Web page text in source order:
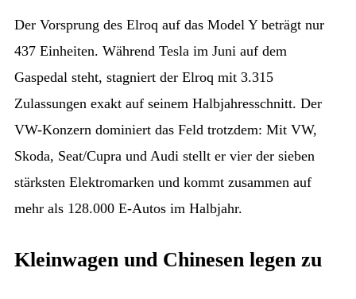
Der Vorsprung des Elroq auf das Model Y beträgt nur
437 Einheiten. Während Tesla im Juni auf dem
Gaspedal steht, stagniert der Elroq mit 3.315
Zulassungen exakt auf seinem Halbjahresschnitt. Der
VW-Konzern dominiert das Feld trotzdem: Mit VW,
Skoda, Seat/Cupra und Audi stellt er vier der sieben
stärksten Elektromarken und kommt zusammen auf
mehr als 128.000 E-Autos im Halbjahr.
Kleinwagen und Chinesen legen zu